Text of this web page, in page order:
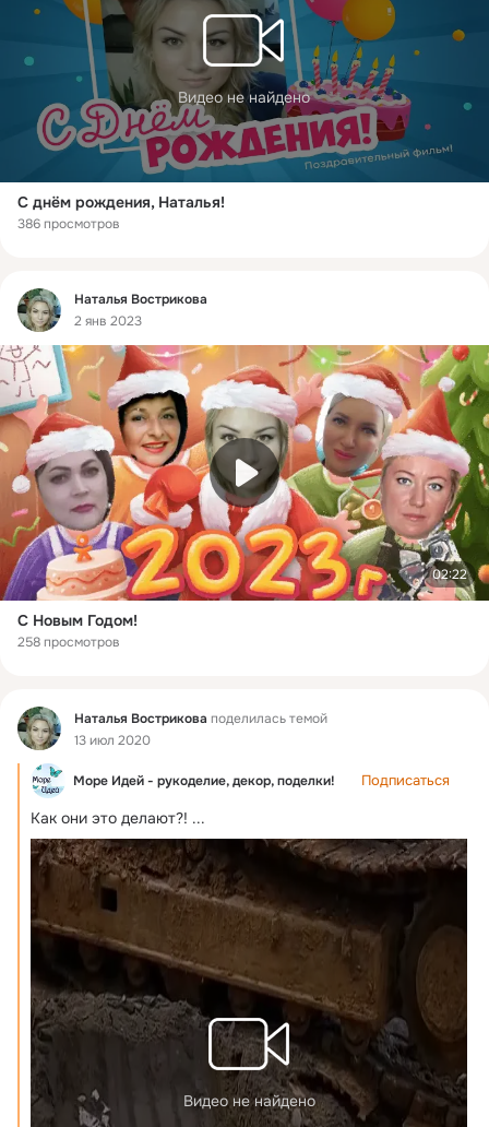
Видео не найдено
С днём рождения, Наталья!
386 просмотров
Фид
Наталья Вострикова
2 янв 2023
02:22
С Новым Годом!
258 просмотров
Фид Наталья Вострикова поделилась темой
13 июл 2020
Море Идей - рукоделие, декор, поделки! Подписаться
Как они это делают?! ...
Видео не найдено